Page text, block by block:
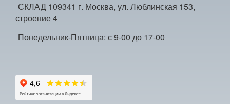
СКЛАД 109341 г. Москва, ул. Люблинская 153,
строение 4
Понедельник-Пятница: с 9-00 до 17-00